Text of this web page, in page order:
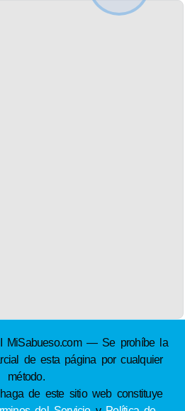
MiSabueso.com — Se prohíbe la
de esta página por cualquier
método.
de este sitio web constituye